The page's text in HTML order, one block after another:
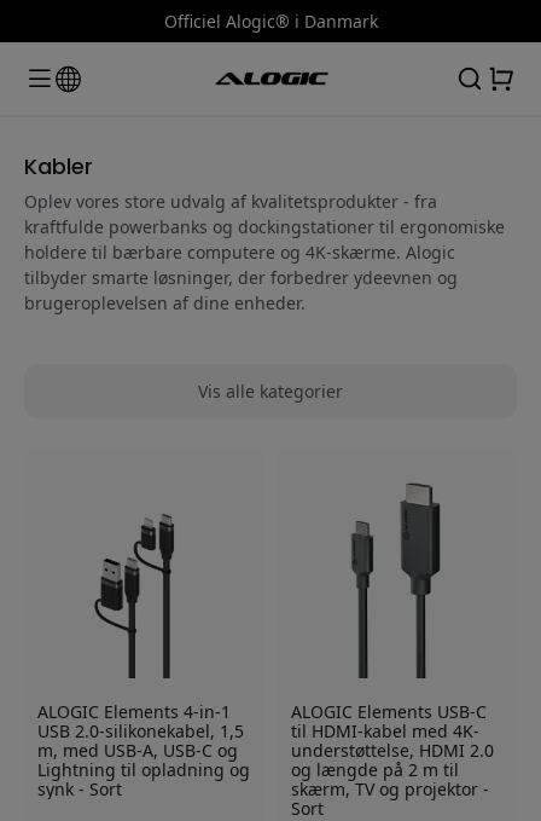
Officiel Alogic® i Danmark
Kabler
Oplev vores store udvalg af kvalitetsprodukter - fra
kraftfulde powerbanks og dockingstationer til ergonomiske
holdere til bærbare computere og 4K-skærme. Alogic
tilbyder smarte løsninger, der forbedrer ydeevnen og
brugeroplevelsen af dine enheder.
Vis alle kategorier
ALOGIC Elements 4-in-1
USB 2.0-silikonekabel, 1,5
m, med USB-A, USB-C og
Lightning til opladning og
synk - Sort
ALOGIC Elements USB-C
til HDMI-kabel med 4K-
understøttelse, HDMI 2.0
og længde på 2 m til
skærm, TV og projektor -
Sort